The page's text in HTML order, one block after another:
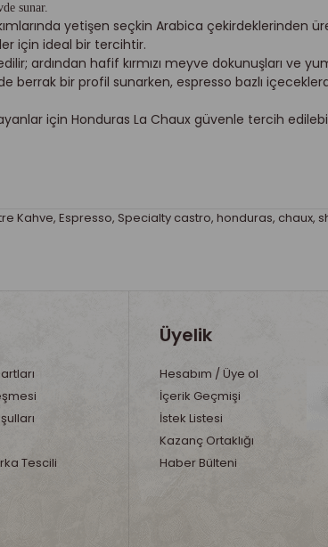
sunar.
yetişen seçkin Arabica çekirdeklerinden
için ideal bir tercihtir.
ardından hafif kırmızı meyve dokunuşları ve
berrak bir profil sunarken, espresso bazlı
için Honduras La Chaux güvenle tercih
Kahve, Espresso, Specialty castro, honduras, chaux,
Tescili
Üyelik
Hesabım / Üye ol
İçerik Geçmişi
İstek Listesi
Kazanç Ortaklığı
Haber Bülteni